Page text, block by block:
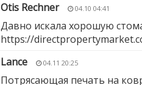
Otis Rechner
04.10 04:41
Давно искала хорошую
https://
Lance
04.11 20:25
Потрясающая печать на